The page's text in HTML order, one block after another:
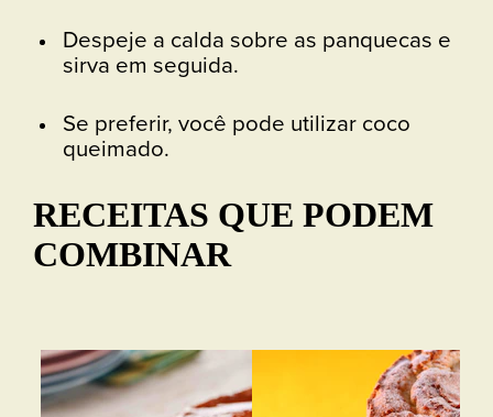
Despeje a calda sobre as panquecas e
sirva em seguida.
Se preferir, você pode utilizar coco
queimado.
RECEITAS QUE PODEM
COMBINAR